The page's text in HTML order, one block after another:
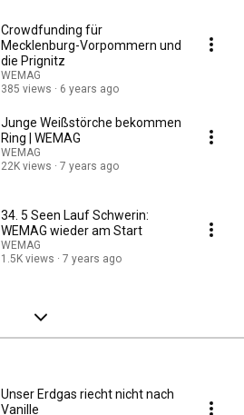
Crowdfunding für
Mecklenburg-Vorpommern und
die Prignitz
WEMAG
385 views
6 years ago
Junge Weißstörche bekommen
Ring | WEMAG
WEMAG
22K views
7 years ago
34. 5 Seen Lauf Schwerin:
WEMAG wieder am Start
WEMAG
1.5K views
7 years ago
Unser Erdgas riecht nicht nach
Vanille